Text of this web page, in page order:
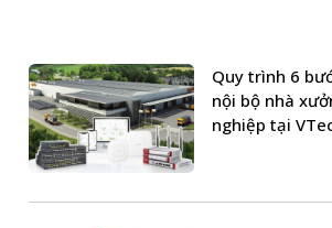
Quy trình 6
nội bộ nhà
nghiệp tại